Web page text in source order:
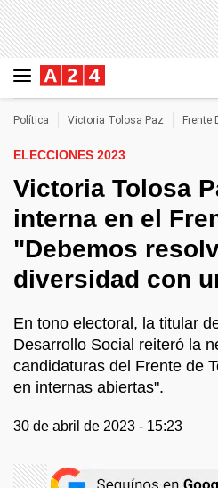
Política Victoria Tolosa Paz Frente
ELECCIONES 2023
Victoria Tolosa
interna en el
"Debemos
diversidad con
En tono electoral, la titular
Desarrollo Social reiteró la
candidaturas del Frente de
en internas abiertas".
30 de abril de 2023 - 15:23